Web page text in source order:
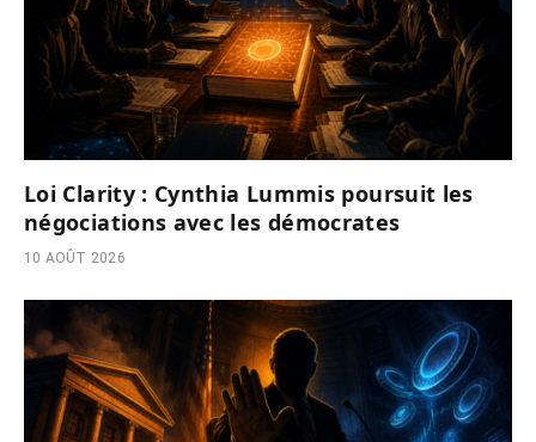
Loi Clarity : Cynthia Lummis poursuit les
négociations avec les démocrates
10 AOÛT 2026